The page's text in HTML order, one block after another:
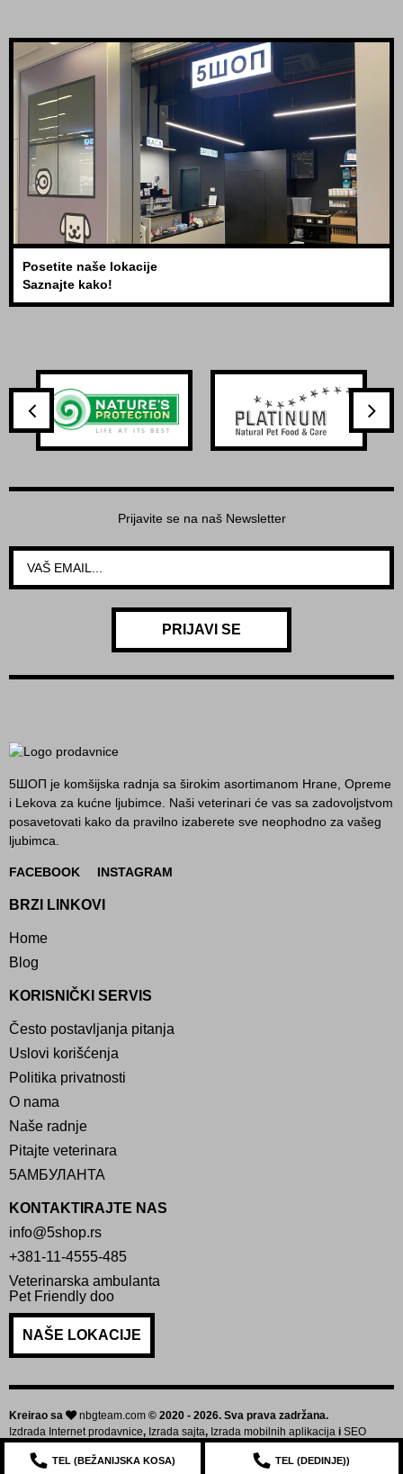
Posetite naše lokacije
Saznajte kako!
Prijavite se na naš Newsletter
PRIJAVI SE
5ШОП je komšijska radnja sa širokim asortimanom Hrane, Opreme
i Lekova za kućne ljubimce. Naši veterinari će vas sa zadovoljstvom
posavetovati kako da pravilno izaberete sve neophodno za vašeg
ljubimca.
FACEBOOK INSTAGRAM
BRZI LINKOVI
Home
Blog
KORISNIČKI SERVIS
Često postavljanja pitanja
Uslovi korišćenja
Politika privatnosti
O nama
Naše radnje
Pitajte veterinara
5АМБУЛАНТА
KONTAKTIRAJTE NAS
info@5shop.rs
+381-11-4555-485
Veterinarska ambulanta
Pet Friendly doo
NAŠE LOKACIJE
Kreirao sa nbgteam.com © 2020 - 2026. Sva prava zadržana.
Izdrada Internet prodavnice, Izrada sajta, Izrada mobilnih aplikacija i SEO
TEL (BEŽANIJSKA KOSA) TEL (DEDINJE))